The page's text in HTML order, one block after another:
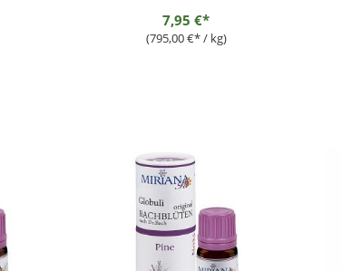
7,95 €*
(795,00 €* / kg)